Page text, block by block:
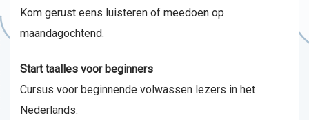
Kom gerust eens luisteren of meedoen op
maandagochtend.
Start taalles voor beginners
Cursus voor beginnende volwassen lezers in het
Nederlands.